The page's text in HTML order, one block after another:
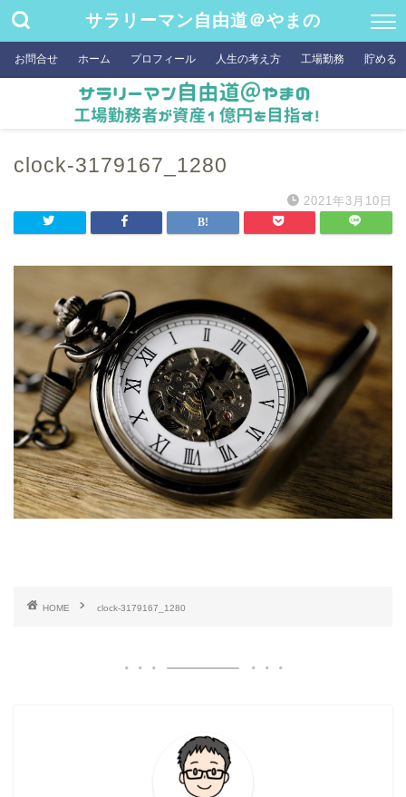
サラリーマン自由道＠やまの
お問合せ ホーム プロフィール 人生の考え方 工場勤務 貯める
clock-3179167_1280
2021年3月10日
HOME clock-3179167_1280